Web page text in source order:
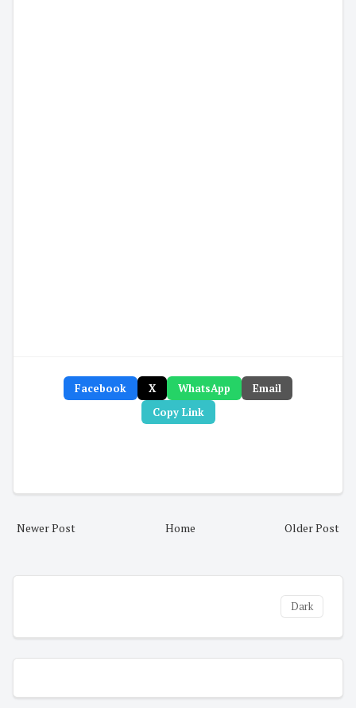
Facebook X WhatsApp
Email
Copy Link
Newer Post Older Post
Home
Dark